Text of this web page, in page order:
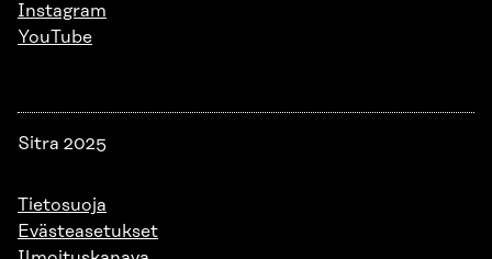
Instagram
YouTube
Sitra 2025
Tietosuoja
Evästeasetukset